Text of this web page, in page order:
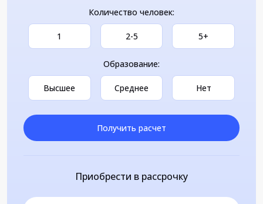
Количество человек:
1 2-5 5+
Образование:
Высшее Среднее Нет
Получить расчет
Приобрести в рассрочку